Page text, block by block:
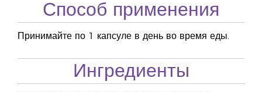
Способ применения
Принимайте по 1 капсуле в день во время еды.
Ингредиенты